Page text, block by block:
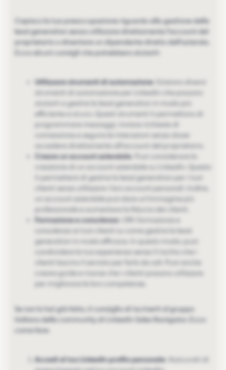
Capisco la tua preoccupazione riguardo alla gestione della
lead generation senza utilizzare direttamente l'account del
proprietario o diventare un dipendente diretto dell'azienda.
Ecco alcuni consigli che potrebbero aiutarti:
Utilizzare strumenti di automazione: Esistono diversi
strumenti di automazione per LinkedIn che possono
aiutarti a gestire la lead generation in modo più
efficiente e sicuro. Questi strumenti ti permettono di
programmare messaggi, inviare richieste di
connessione e seguire le interazioni senza dover
accedere direttamente all'account del proprietario.
Creare un account aziendale
creazione di un account aziendale su LinkedIn. Questo
ti permetterà di gestire la lead generation per i tuoi
clienti senza utilizzare i loro account personali. Inoltre,
un account aziendale può dare un'immagine più
Formazione e consulenza
consulenza ai tuoi clienti su come gestire la lead
generation in modo efficace. In questo modo, puoi
condividere la tua esperienza senza il rischio che i
clienti lascino il servizio per farlo da soli. Puoi anche
creare guide e risorse che i clienti possono utilizzare
per migliorare le loro competenze.
Se non lo hai già fatto, ti consiglio di iscriverti al gruppo
italiano della community di LinkedIn Sales Navigator. Ecco
come fare:
Accedi al tuo LinkedIn profilo personale